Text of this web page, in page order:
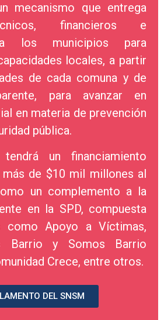
mecanismo que entrega
financieros e
a los municipios para
locales, a partir
de cada comuna y de
para avanzar en
en materia de prevención
pública.
un financiamiento
más de $10 mil millones al
un complemento a la
en la SPD, compuesta
como Apoyo a Víctimas,
Barrio y Somos Barrio
Crece, entre otros.
DEL SNSM